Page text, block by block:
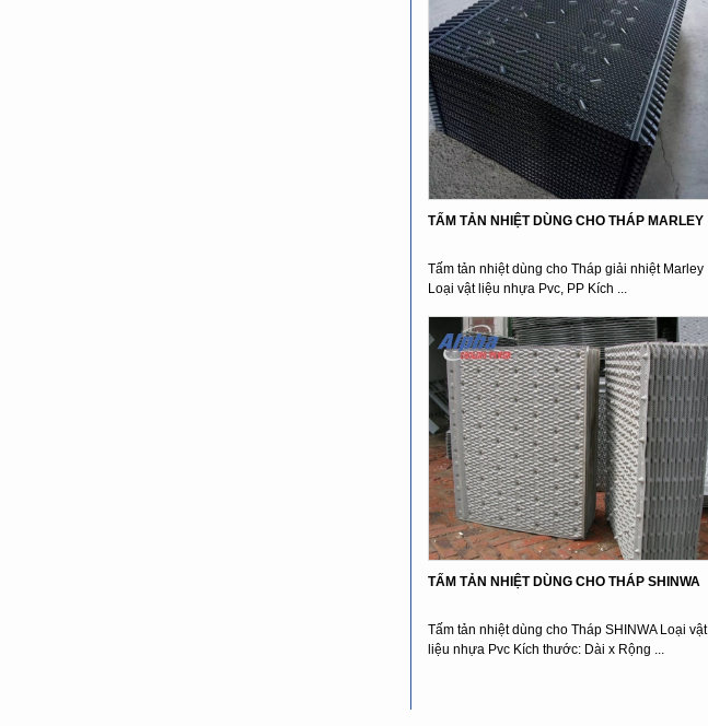
TẤM TẢN NHIỆT DÙNG CHO THÁP MARLEY
Tấm tản nhiệt dùng cho Tháp giải nhiệt Marley
Loại vật liệu nhựa Pvc, PP Kích ...
TẤM TẢN NHIỆT DÙNG CHO THÁP SHINWA
Tấm tản nhiệt dùng cho Tháp SHINWA Loại vật
liệu nhựa Pvc Kích thước: Dài x Rộng ...